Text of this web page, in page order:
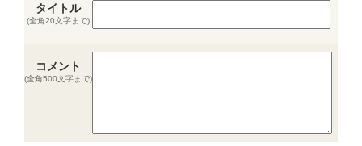
タイトル
(全角20文字まで)
コメント
(全角500文字まで)